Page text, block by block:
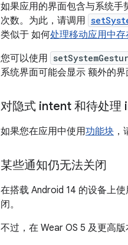
如果应用的界面包含与系统手
次数。为此，请调用
类似于 如何处理移动应用中
您可以使用
系统界面可能会显示 额外的
对隐式 intent 和待处理
如果您在应用中使用功能块
某些通知仍无法关闭
在搭载 Android 14 的设备上
闭。
不过，在 Wear OS 5 及更高